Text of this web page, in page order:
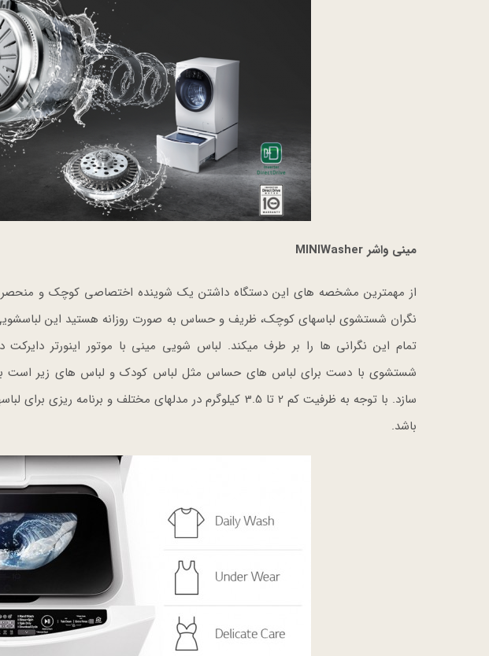
مینی واشر MINIWasher
از مهمترین مشخصه های این دستگاه داشتن یک شوینده اختصاصی کوچک و منحصر
نگران شستشوی لباسهای کوچک، ظریف و حساس به صورت روزانه هستید این
شستشوی با دست برای لباس های حساس مثل لباس کودک و لباس های زیر است به
سازد. با توجه به ظرفیت کم 2 تا 3.5 کیلوگرم در مدلهای مختلف و
باشد.